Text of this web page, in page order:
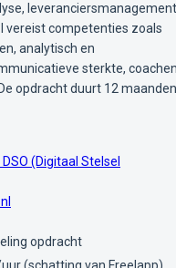
vereist competenties zoals
analytisch en
sterkte,
opdracht duurt 12
DSO (Digitaal Stelsel
opdracht